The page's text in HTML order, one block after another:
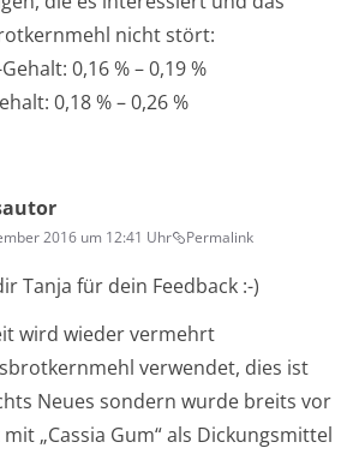
nicht stört:
0,16 % – 0,19 %
0,18 % – 0,26 %
2016 um 12:41 Uhr Permalink
Tanja für dein Feedback :-)
wird wieder vermehrt
verwendet, dies ist
Neues sondern wurde breits vor
„Cassia Gum“ als Dickungsmittel